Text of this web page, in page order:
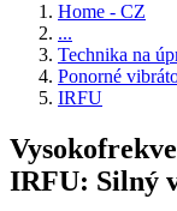
Home - CZ
...
Technika na
Ponorné
IRFU
IRFU: Silný